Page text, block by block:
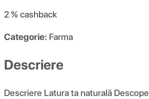
2 %cashback
Categorie: Farma
Descriere
Descriere Latura ta naturală